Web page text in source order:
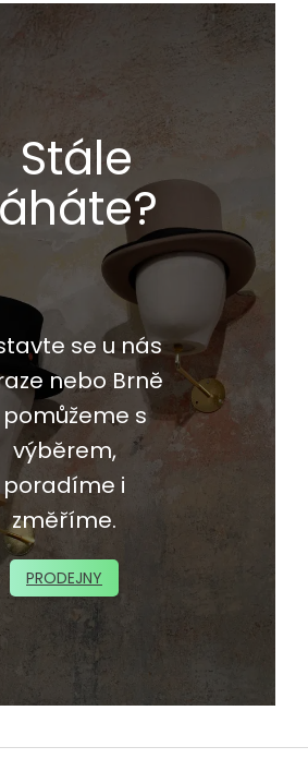
Stále
se u nás
nebo Brně
s
výběrem,
poradíme i
změříme.
PRODEJNY